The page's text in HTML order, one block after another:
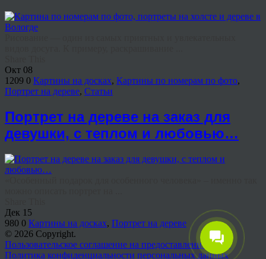
Окт 08
1209 0 Картины на досках, Картины по номерам по фото,
Портрет на дереве, Статьи
Портрет на дереве на заказ для
девушки, с теплом и любовью…
Дек 15
980 0 Картины на досках, Портрет на дереве
© 2026 Copyright.
Пользовательское соглашение на предоставление услуг
Политика конфиденциальности персональных данных